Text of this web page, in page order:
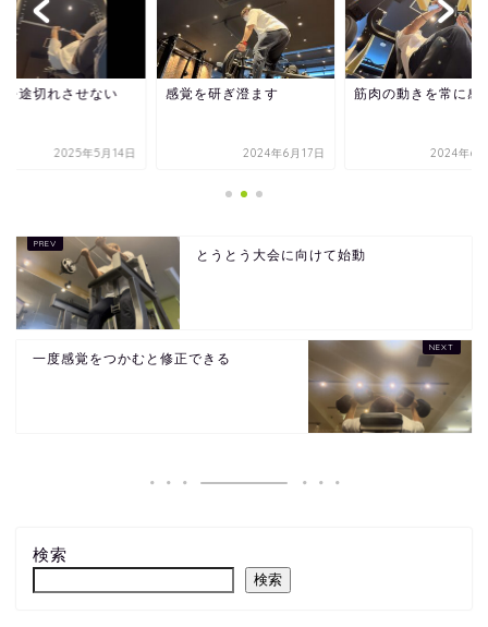
を途切れさせない
2025年5月14日
感覚を研ぎ澄ます
2024年6月17日
筋肉の動きを常に感
2024年6
とうとう大会に向けて始動
一度感覚をつかむと修正できる
検索
検索